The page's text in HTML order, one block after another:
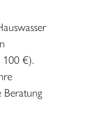
100 €).
Beratung